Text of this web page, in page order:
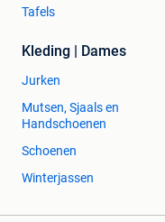
Tafels
Kleding | Dames
Jurken
Mutsen, Sjaals en
Handschoenen
Schoenen
Winterjassen